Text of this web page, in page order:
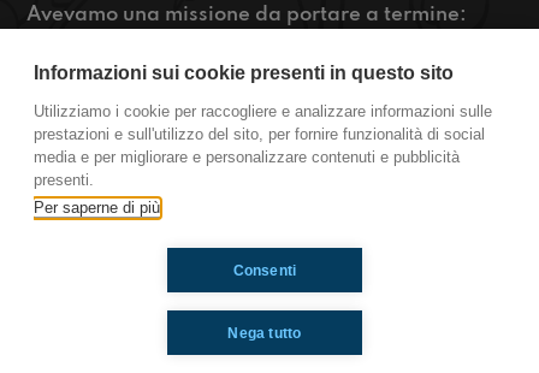
Avevamo una missione da portare a termine:
Ce l'avremo fatta? Ascoltatevi per scoprirlo ed
e scoprire il nome del ristorante segreto di Sal da
Vinci consigliato da Gabriele Corsi in un post-it!
https://www.radioimmaginaria.it
Ti è piaciuto? Condividilo!
Informazioni sui cookie presenti in questo sito
Utilizziamo i cookie per raccogliere e analizzare informazioni sulle
prestazioni e sull'utilizzo del sito, per fornire funzionalità di social
media e per migliorare e personalizzare contenuti e pubblicità
presenti.
Per saperne di più
Nega tutto
Consenti